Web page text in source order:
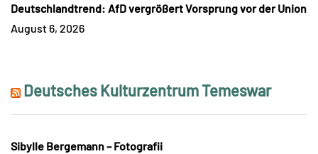
Deutschlandtrend: AfD vergrößert Vorsprung vor der Union
August 6, 2026
Deutsches Kulturzentrum Temeswar
Sibylle Bergemann – Fotografii